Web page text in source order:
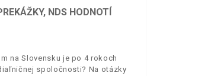
NDS HODNOTÍ
na Slovensku je po 4 rokoch
spoločnosti? Na otázky